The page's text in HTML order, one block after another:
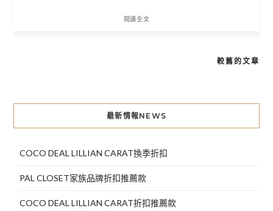
閱讀全文
導
覽
較舊的文章
最新情報NEWS
COCO DEAL LILLIAN CARAT換季折扣
PAL CLOSET家族品牌折扣推薦款
COCO DEAL LILLIAN CARAT折扣推薦款